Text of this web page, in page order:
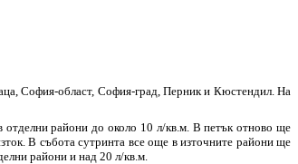
София-област, София-град, Перник и Кюстендил. На
райони до около 10 л/кв.м. В петък отново ще
В събота сутринта все още в източните райони ще
райони и над 20 л/кв.м.